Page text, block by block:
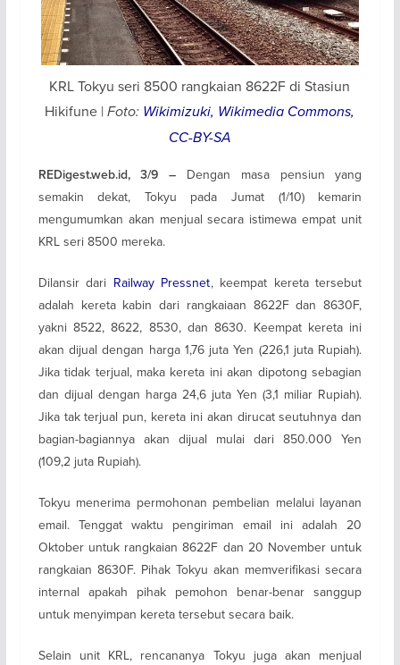
KRL Tokyu seri 8500 rangkaian 8622F di Stasiun
Hikifune |Foto: Wikimizuki, Wikimedia Commons,
CC-BY-SA
REDigest.web.id, 3/9 – Dengan masa pensiun yang
semakin dekat, Tokyu pada Jumat (1/10) kemarin
mengumumkan akan menjual secara istimewa empat unit
KRL seri 8500 mereka.
Dilansir dari Railway Pressnet, keempat kereta tersebut
adalah kereta kabin dari rangkaiaan 8622F dan 8630F,
yakni 8522, 8622, 8530, dan 8630. Keempat kereta ini
akan dijual dengan harga 1,76 juta Yen (226,1 juta Rupiah).
Jika tidak terjual, maka kereta ini akan dipotong sebagian
dan dijual dengan harga 24,6 juta Yen (3,1 miliar Rupiah).
Jika tak terjual pun, kereta ini akan dirucat seutuhnya dan
bagian-bagiannya akan dijual mulai dari 850.000 Yen
(109,2 juta Rupiah).
Tokyu menerima permohonan pembelian melalui layanan
email. Tenggat waktu pengiriman email ini adalah 20
Oktober untuk rangkaian 8622F dan 20 November untuk
rangkaian 8630F. Pihak Tokyu akan memverifikasi secara
internal apakah pihak pemohon benar-benar sanggup
untuk menyimpan kereta tersebut secara baik.
Selain unit KRL, rencananya Tokyu juga akan menjual